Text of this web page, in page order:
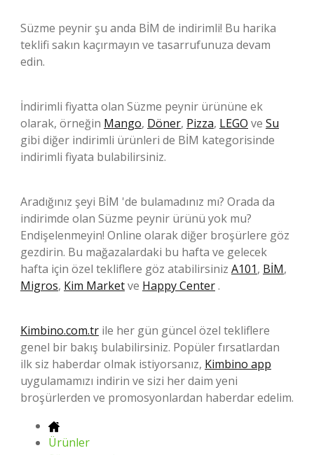
Süzme peynir şu anda BİM de indirimli! Bu harika
teklifi sakın kaçırmayın ve tasarrufunuza devam
edin.
İndirimli fiyatta olan Süzme peynir ürününe ek
olarak, örneğin Mango, Döner, Pizza, LEGO ve Su
gibi diğer indirimli ürünleri de BİM kategorisinde
indirimli fiyata bulabilirsiniz.
Aradığınız şeyi BİM 'de bulamadınız mı? Orada da
indirimde olan Süzme peynir ürünü yok mu?
Endişelenmeyin! Online olarak diğer broşürlere göz
gezdirin. Bu mağazalardaki bu hafta ve gelecek
hafta için özel tekliflere göz atabilirsiniz A101, BİM,
Migros, Kim Marketve Happy Center.
Kimbino.com.tr ile her gün güncel özel tekliflere
genel bir bakış bulabilirsiniz. Popüler fırsatlardan
ilk siz haberdar olmak istiyorsanız, Kimbino app
uygulamamızı indirin ve sizi her daim yeni
broşürlerden ve promosyonlardan haberdar edelim.
Ürünler